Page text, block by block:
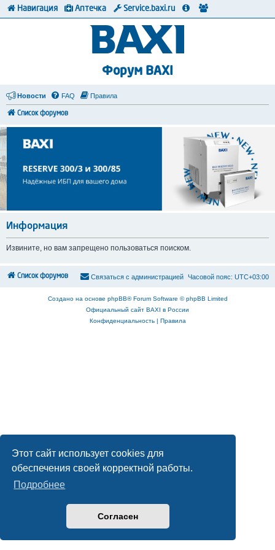
Этот сайт использует cookies для
обеспечения своей корректной работы.
Подробнее
Согласен
Форум BAXI
Новости FAQ Правила
Список форумов
Информация
Извините, но вам запрещено пользоваться поиском.
Навигация Аптечка Service.baxi.ru
Список форумов Часовой пояс: UTC+03:00
Связаться с администрацией
Создано на основе phpBB® Forum Software © phpBB Limited
Официальный сайт BAXI в России
Конфиденциальность| Правила